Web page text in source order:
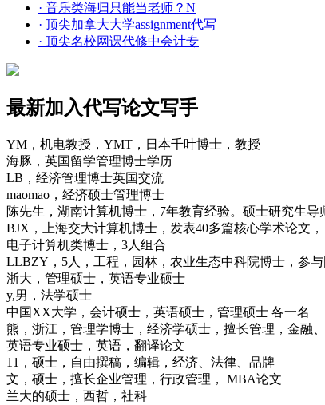
· 音乐类海归只能当老师？N
· 顶尖加拿大大学assignment代写
· 顶尖名校网课代修中会计专
最新加入代写论文写手
YM，机电教授，YMT，日本千叶博士，教授
海豚，英国留学管理博士学历
LB，经济管理博士英国交流
maomao，经济硕士管理博士
陈先生，湖南计算机博士，7年教育经验。硕士研究生导
BJX，上海交大计算机博士，发表40多篇核心学术论文，
电子计算机类博士，3人组合
LLBZY，5人，工程，园林，农业生态中科院博士，参
浙大，管理硕士，英语专业硕士
y,男，法学硕士
中国XX大学，会计硕士，英语硕士，管理硕士 各一名
熊，浙江，管理学博士，经济学硕士，擅长管理，金融
英语专业硕士，英语，翻译论文
11，硕士，自由撰稿，编辑，经济、法律、品牌
文，硕士，擅长企业管理，行政管理， MBA论文
兰大的硕士，西哲，社科